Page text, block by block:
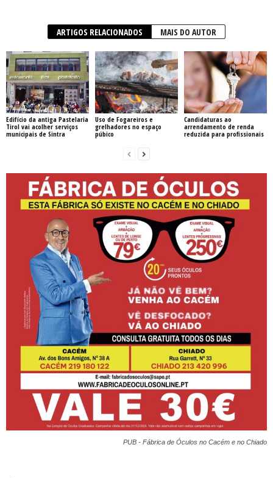
ARTIGOS RELACIONADOS MAIS DO AUTOR
Edifício da antiga Pastelaria
Tirol vai acolher serviços
municipais de Sintra
Uso de Fogareiros e
grelhadores no espaço
púbico
Candidaturas ao
arrendamento de renda
reduzida para profissionais
PUB - Fábrica de Óculos no Cacém e no Chiado